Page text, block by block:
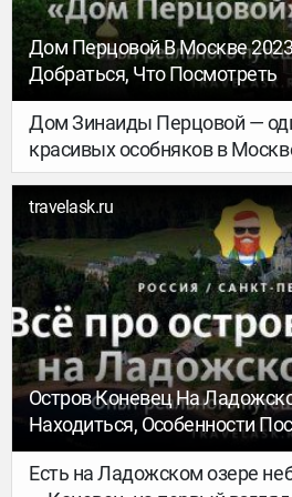
Дом Перцовой В Москве
Добраться, Что Посмотреть
Дом Зинаиды Перцовой —
красивых особняков в
неорусском стиле. В народе
«Доходный дом Перцовой»,
«Терем», а история дома
это история воплощения в
творческого человека.
travelask.ru
Остров Коневец На
Находиться, Особенности
Посмотреть
Есть на Ладожском озере